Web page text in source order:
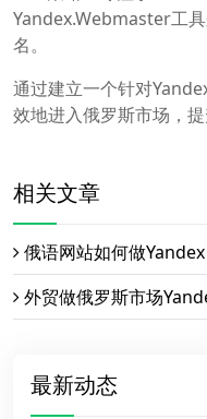
Yandex.Webmaster工
名。
通过建立一个针对
效地进入俄罗斯市场，
相关文章
俄语网站如何做
外贸做俄罗斯市场
最新动态